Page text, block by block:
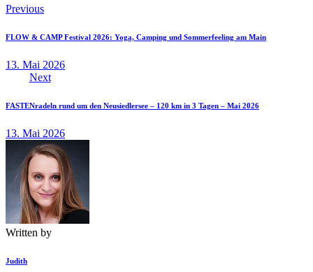
Beitragsnavigation
Previous
FLOW & CAMP Festival 2026: Yoga, Camping und Sommerfeeling am Main
13. Mai 2026
Next
FASTENradeln rund um den Neusiedlersee – 120 km in 3 Tagen – Mai 2026
13. Mai 2026
Written by
Judith